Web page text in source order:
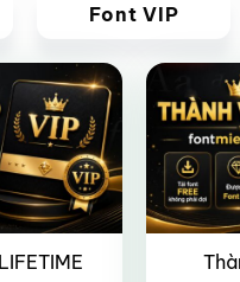
Font VIP
Giảm giá!